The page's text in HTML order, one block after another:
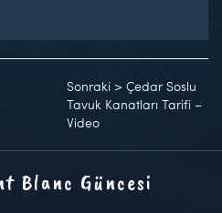
Sonraki >Çedar Soslu
Tavuk Kanatları Tarifi –
Video
Blanc Güncesi